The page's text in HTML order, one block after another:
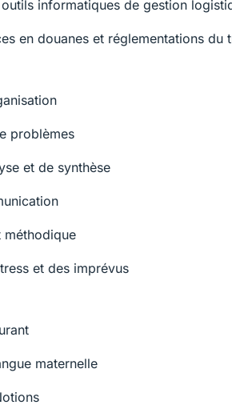
informatiques de gestion
en douanes et réglementations du
problèmes
et de synthèse
méthodique
et des imprévus
maternelle